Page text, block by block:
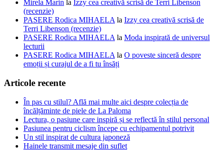
Mirela Marin la Izzy cea creativă scrisă de Terri Libenson
(recenzie)
PASERE Rodica MIHAELA la Izzy cea creativă scrisă de
Terri Libenson (recenzie)
PASERE Rodica MIHAELA la Moda inspirată de universul
lecturii
PASERE Rodica MIHAELA la O poveste sinceră despre
emoții și curajul de a fi tu însăți
Articole recente
În pas cu stilul? Află mai multe aici despre colecția de
încălțăminte de piele de La Paloma
Lectura, o pasiune care inspiră și se reflectă în stilul personal
Pasiunea pentru ciclism începe cu echipamentul potrivit
Un stil inspirat de cultura japoneză
Hainele transmit mesaje din suflet